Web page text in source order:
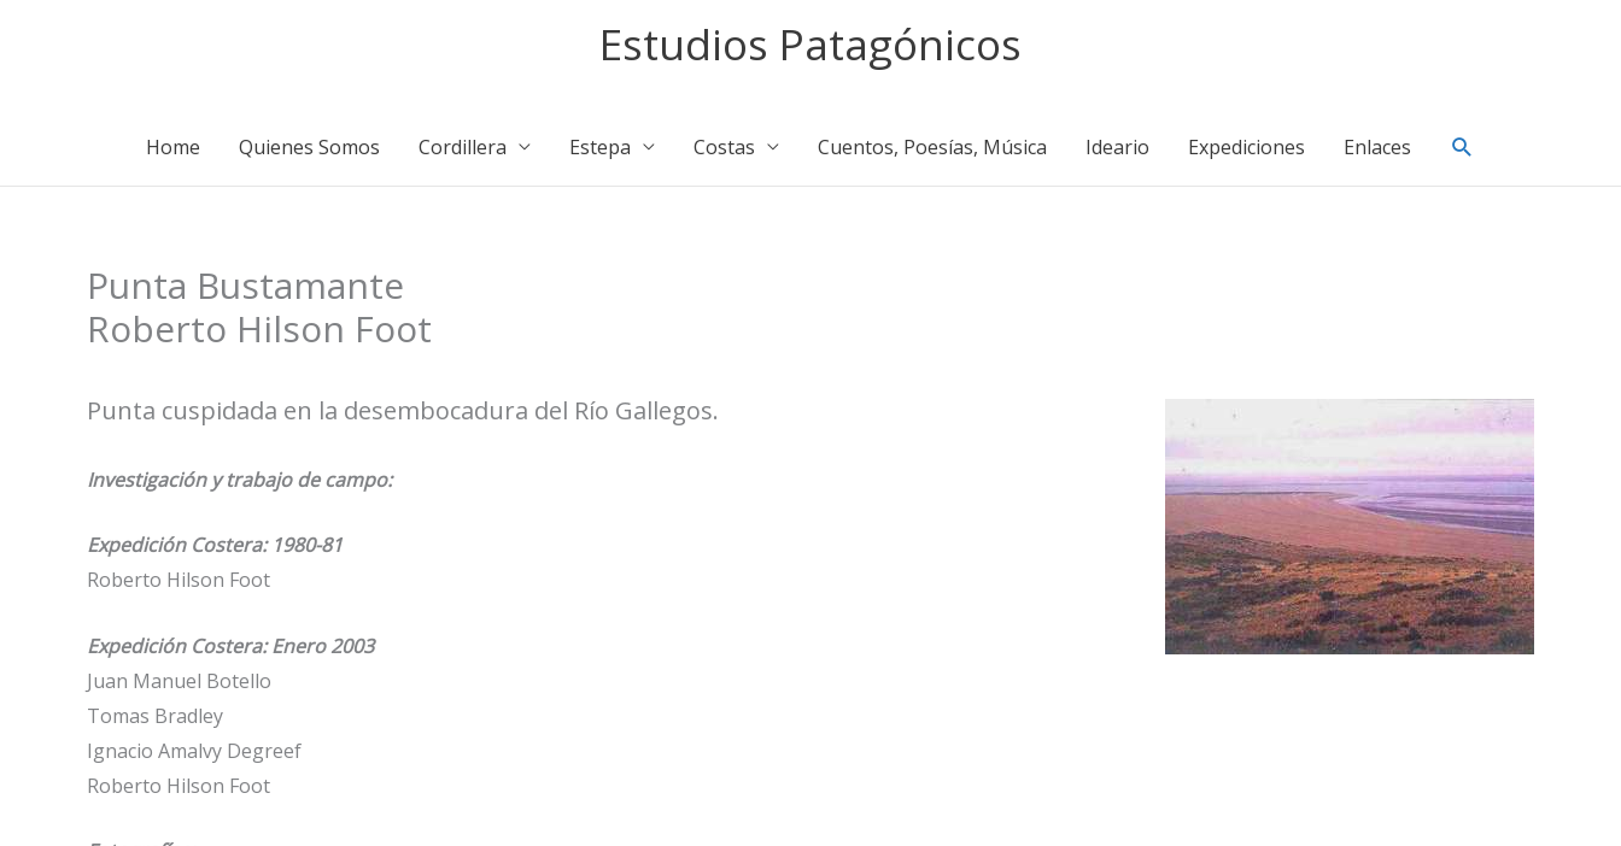
Estudios Patagónicos
Home Quienes Somos Cordillera Estepa Costas Cuentos, Poesías, Música Ideario Expediciones Enlaces Buscar
Punta Bustamante
Roberto Hilson Foot
Punta cuspidada en la desembocadura del Río Gallegos.
Investigación y trabajo de campo:
Expedición Costera: 1980-81
Roberto Hilson Foot
Expedición Costera: Enero 2003
Juan Manuel Botello
Tomas Bradley
Ignacio Amalvy Degreef
Roberto Hilson Foot